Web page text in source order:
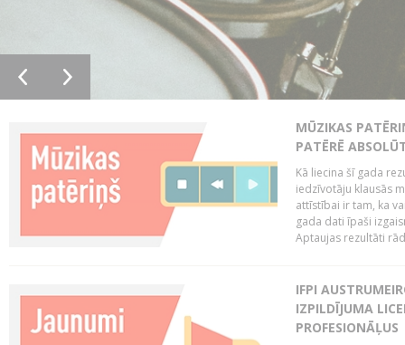
MŪZIKAS
PATĒRĒ
Kā liecina šī gada
iedzīvotāju klausās
attīstībai ir tam, ka
gada dati īpaši
Aptaujas rezultāti
IFPI
IZPILDĪJUMA
PROFESIONĀĻUS